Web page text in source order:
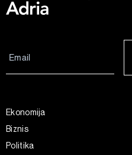
Ekonomija
Biznis
Politika